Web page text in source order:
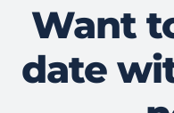
Want
date